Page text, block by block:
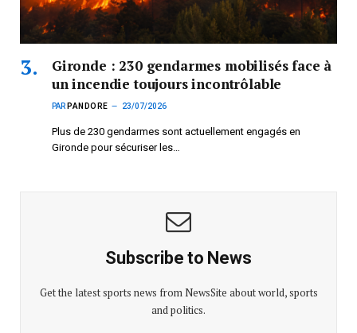
Gironde : 230 gendarmes mobilisés face à
un incendie toujours incontrôlable
PAR PANDORE 23/07/2026
Plus de 230 gendarmes sont actuellement engagés en
Gironde pour sécuriser les…
Subscribe to News
Get the latest sports news from NewsSite about world, sports
and politics.